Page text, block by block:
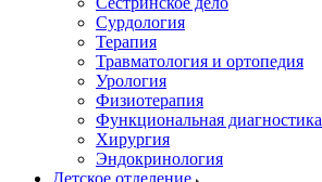
Сурдология
Терапия
Травматология и ортопедия
Урология
Физиотерапия
Функциональная диагностика
Хирургия
Эндокринология
Детское отделение